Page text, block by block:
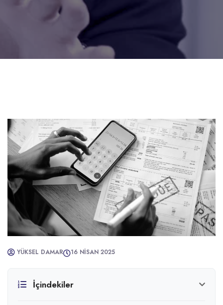
YÜKSEL DAMAR 16 NISAN 2025
İçindekiler